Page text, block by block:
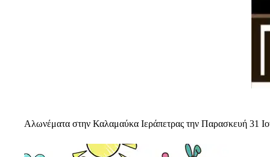
Αλωνέματα στην Καλαμαύκα Ιεράπετρας την Παρασκευή 31